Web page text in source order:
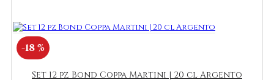
-18 %
Set 12 pz Bond Coppa Martini | 20 cl Argento